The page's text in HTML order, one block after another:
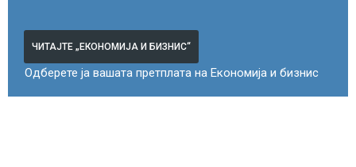
ЧИТАЈТЕ „ЕКОНОМИЈА И БИЗНИС“
Одберете ја вашата претплата на Економија и бизнис